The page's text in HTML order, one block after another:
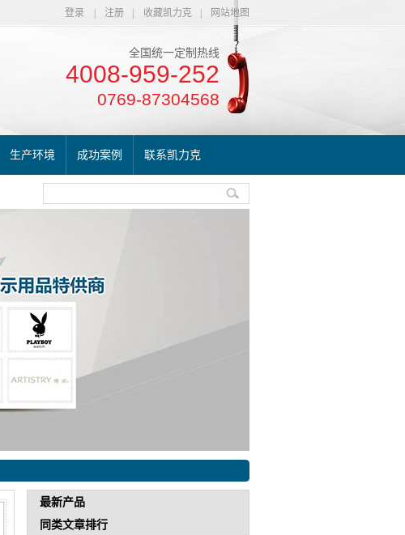
登录 注册 收藏凯力克 网站地图
全国统一定制热线
4008-959-252
0769-87304568
生产环境 成功案例 联系凯力克
最新产品
同类文章排行